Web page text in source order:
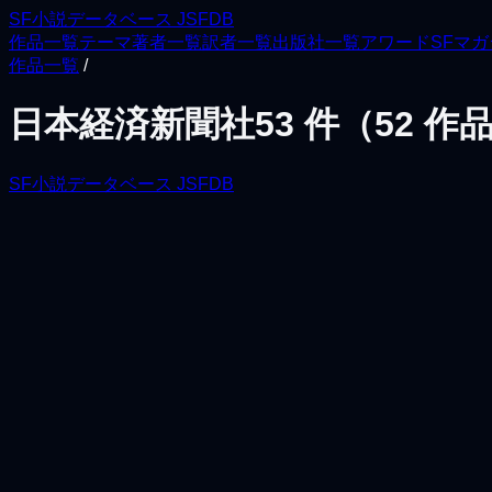
SF小説データベース JSFDB
作品一覧テーマ著者一覧訳者一覧出版社一覧アワードSFマガ
作品一覧 /
日本経済新聞社53 件（52 作品
SF小説データベース JSFDB